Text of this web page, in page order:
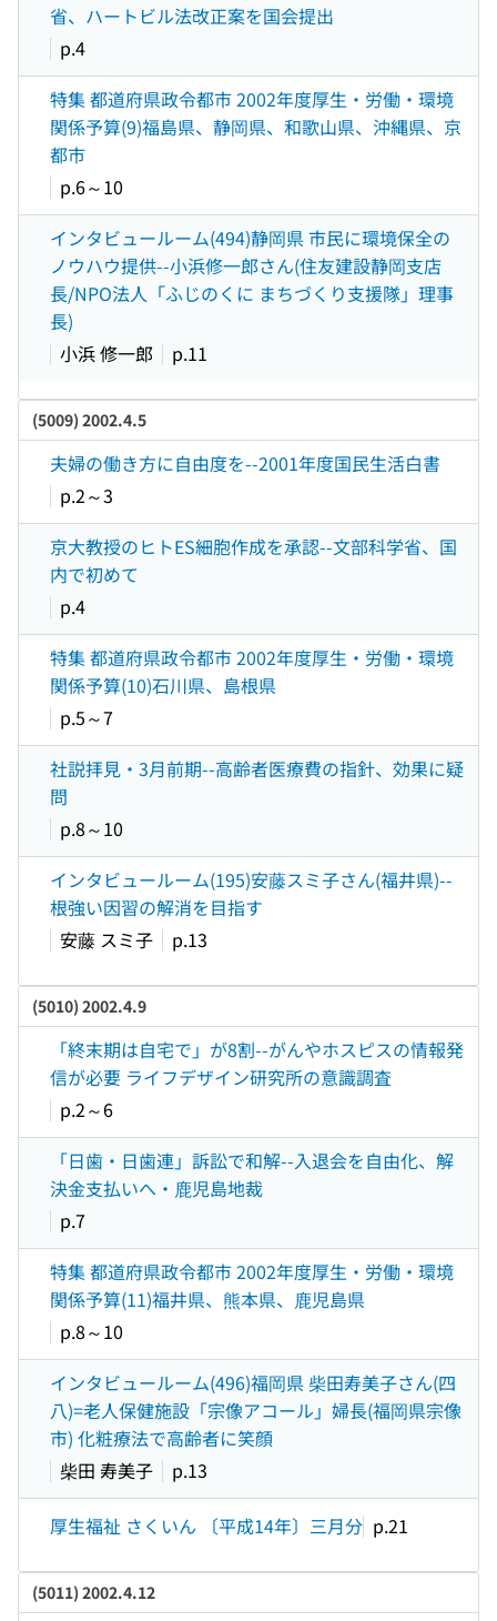
省、ハートビル法改正案を国会提出
p.4
特集 都道府県政令都市 2002年度厚生・労働・環境
関係予算(9)福島県、静岡県、和歌山県、沖縄県、京
都市
p.6～10
インタビュールーム(494)静岡県 市民に環境保全の
ノウハウ提供--小浜修一郎さん(住友建設静岡支店
長/NPO法人「ふじのくに まちづくり支援隊」理事
長)
小浜 修一郎
p.11
(5009) 2002.4.5
夫婦の働き方に自由度を--2001年度国民生活白書
p.2～3
京大教授のヒトES細胞作成を承認--文部科学省、国
内で初めて
p.4
特集 都道府県政令都市 2002年度厚生・労働・環境
関係予算(10)石川県、島根県
p.5～7
社説拝見・3月前期--高齢者医療費の指針、効果に疑
問
p.8～10
インタビュールーム(195)安藤スミ子さん(福井県)--
根強い因習の解消を目指す
安藤 スミ子
p.13
(5010) 2002.4.9
「終末期は自宅で」が8割--がんやホスピスの情報発
信が必要 ライフデザイン研究所の意識調査
p.2～6
「日歯・日歯連」訴訟で和解--入退会を自由化、解
決金支払いへ・鹿児島地裁
p.7
特集 都道府県政令都市 2002年度厚生・労働・環境
関係予算(11)福井県、熊本県、鹿児島県
p.8～10
インタビュールーム(496)福岡県 柴田寿美子さん(四
八)=老人保健施設「宗像アコール」婦長(福岡県宗像
市) 化粧療法で高齢者に笑顔
柴田 寿美子
p.13
厚生福祉 さくいん 〔平成14年〕三月分 p.21
(5011) 2002.4.12